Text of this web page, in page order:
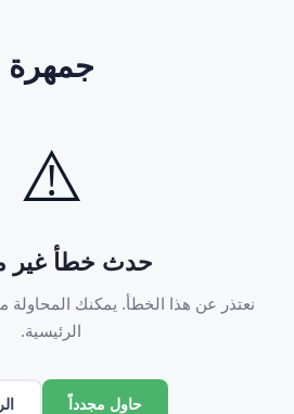
جمهرة
⚠️
حدث خطأ غير
نعتذر عن هذا الخطأ. يمكنك المحاولة
الرئيسية.
حاول مجدداً